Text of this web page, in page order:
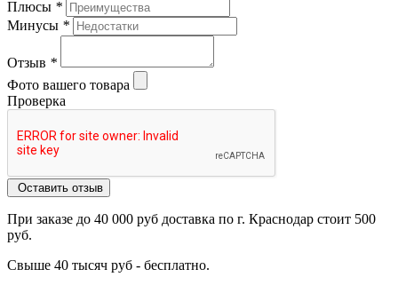
Плюсы *
Минусы *
Отзыв *
Фото вашего товара
Проверка
Оставить отзыв
При заказе до 40 000 руб доставка по г. Краснодар стоит 500
руб.
Свыше 40 тысяч руб - бесплатно.